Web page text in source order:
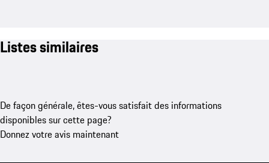
Listes similaires
De façon générale, êtes-vous satisfait des informations
disponibles sur cette page?
Donnez votre avis maintenant